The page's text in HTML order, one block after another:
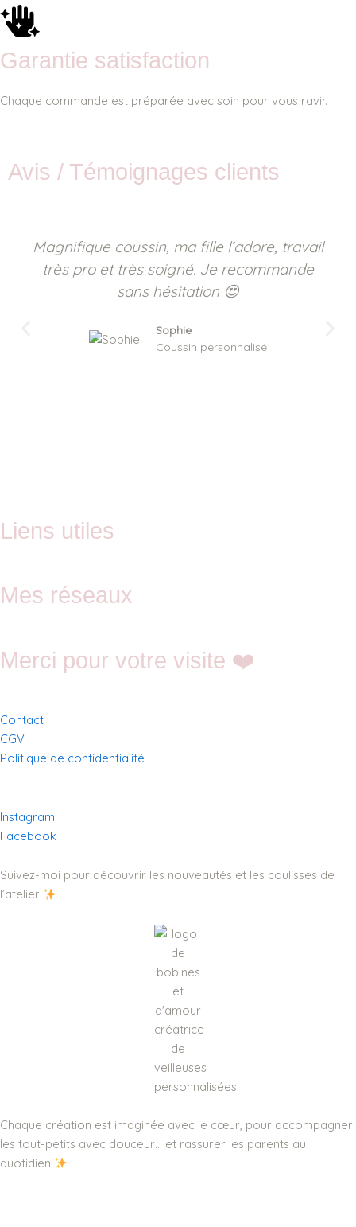
Garantie satisfaction
Chaque commande est préparée avec soin pour vous ravir.
Avis / Témoignages clients
Magnifique coussin, ma fille l’adore, travail
très pro et très soigné. Je recommande
sans hésitation 😍
Sophie
Coussin personnalisé
Liens utiles
Mes réseaux
Merci pour votre visite ❤️
Contact
CGV
Politique de confidentialité
Instagram
Facebook
Suivez-moi pour découvrir les nouveautés et les coulisses de
l’atelier
Chaque création est imaginée avec le cœur, pour accompagner
les tout-petits avec douceur… et rassurer les parents au
quotidien